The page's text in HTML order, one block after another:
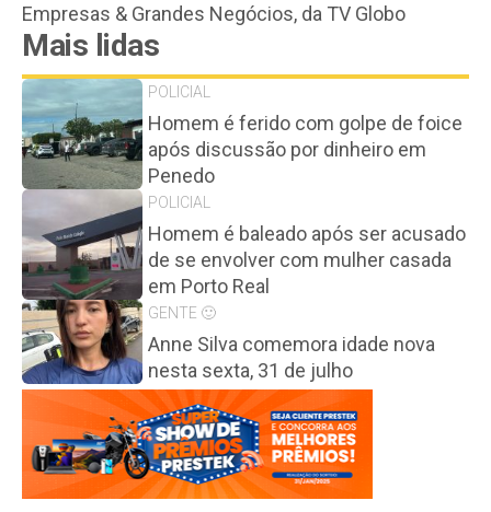
Empresas & Grandes Negócios, da TV Globo
Mais lidas
POLICIAL
Homem é ferido com golpe de foice
após discussão por dinheiro em
Penedo
POLICIAL
Homem é baleado após ser acusado
de se envolver com mulher casada
em Porto Real
GENTE 🙂
Anne Silva comemora idade nova
nesta sexta, 31 de julho